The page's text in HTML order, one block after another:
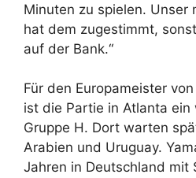
Minuten zu spielen. Unser
hat dem zugestimmt,
auf der Bank.“
Für den Europameister
ist die Partie in Atlanta
Gruppe H. Dort warten
Arabien und Uruguay.
Jahren in Deutschland mit